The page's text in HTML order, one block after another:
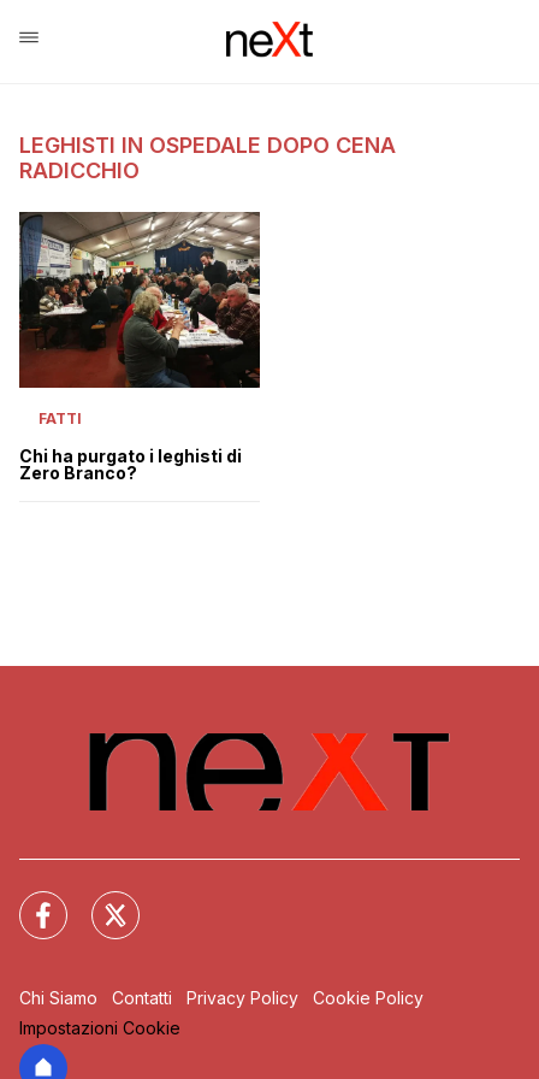
LEGHISTI IN OSPEDALE DOPO CENA
RADICCHIO
FATTI
Chi ha purgato i leghisti di
Zero Branco?
Chi Siamo Contatti Privacy Policy
Cookie Policy
Impostazioni Cookie